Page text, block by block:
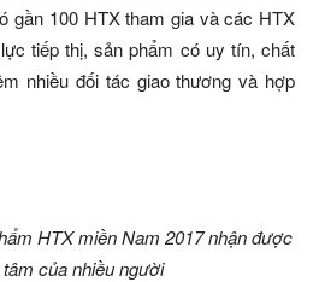
gần 100 HTX tham gia và các HTX
tiếp thị, sản phẩm có uy tín, chất
nhiều đối tác giao thương và hợp
HTX miền Nam 2017 nhận được
của nhiều người